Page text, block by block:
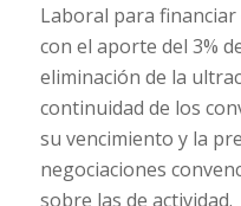
Laboral para
con el aporte del 3%
eliminación de la
continuidad de los
su vencimiento y la
negociaciones
sobre las de actividad.